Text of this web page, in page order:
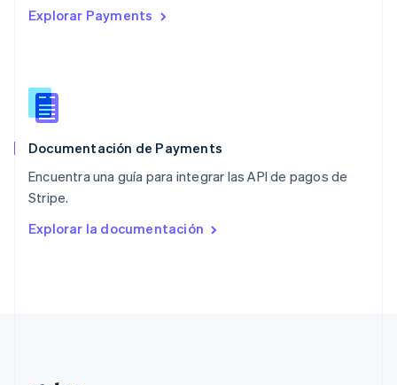
Explorar Payments
Documentación de Payments
Encuentra una guía para integrar las API de pagos de
Stripe.
Explorar la documentación
NederlandsEnglish
Português
RAE de Hong Kong, China
Reino Unido
República Checa
English
English